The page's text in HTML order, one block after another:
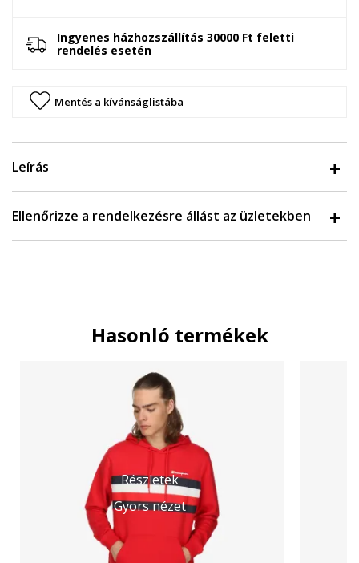
Ingyenes házhozszállítás 30000 Ft feletti
rendelés esetén
Mentés a kívánságlistába
Leírás
Ellenőrizze a rendelkezésre állást az üzletekben
Hasonló termékek
Részletek
Gyors nézet